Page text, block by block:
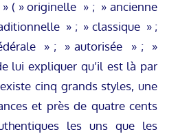
( » originelle » ; » ancienne
» ; » classique » ;
» ; » autorisée » ; »
lui expliquer qu’il est là par
cinq grands styles, une
et près de quatre cents
les uns que les